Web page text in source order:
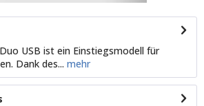
USB ist ein Einstiegsmodell für
Dank des... mehr